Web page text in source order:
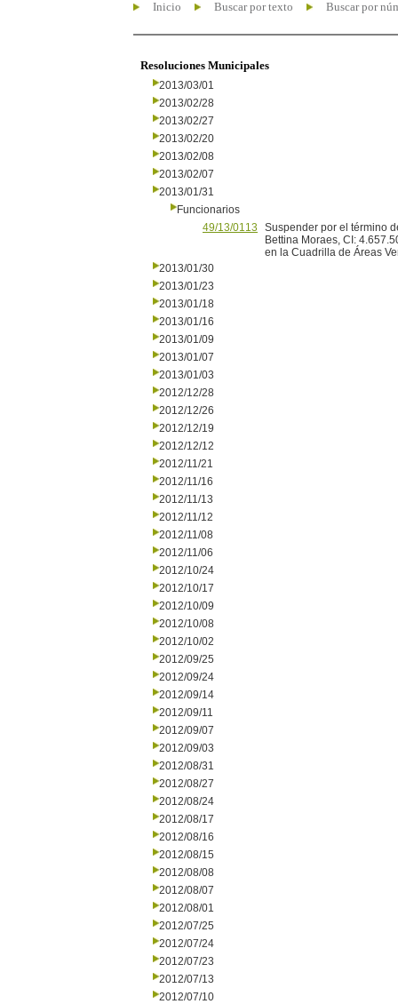
Inicio Buscar por texto Buscar por
Resoluciones Municipales
2013/03/01
2013/02/28
2013/02/27
2013/02/20
2013/02/08
2013/02/07
2013/01/31
Funcionarios
49/13/0113
Suspender por el término
Bettina Moraes, CI:
en la Cuadrilla de Áreas
2013/01/30
2013/01/23
2013/01/18
2013/01/16
2013/01/09
2013/01/07
2013/01/03
2012/12/28
2012/12/26
2012/12/19
2012/12/12
2012/11/21
2012/11/16
2012/11/13
2012/11/12
2012/11/08
2012/11/06
2012/10/24
2012/10/17
2012/10/09
2012/10/08
2012/10/02
2012/09/25
2012/09/24
2012/09/14
2012/09/11
2012/09/07
2012/09/03
2012/08/31
2012/08/27
2012/08/24
2012/08/17
2012/08/16
2012/08/15
2012/08/08
2012/08/07
2012/08/01
2012/07/25
2012/07/24
2012/07/23
2012/07/13
2012/07/10